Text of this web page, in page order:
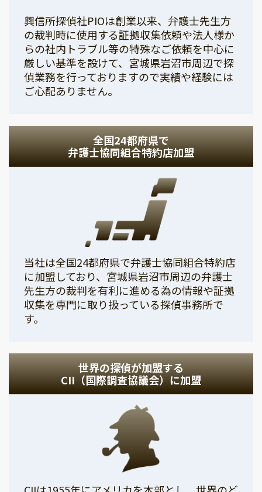
興信所探偵社PIOは創業以来、弁護士先生方
の裁判時に使用する証拠収集依頼や法人様か
らの社内トラブル等の特殊なご依頼を中心に
厳しい基準を設けて、宮城県岩沼市周辺で探
偵業務を行っておりますので実績や経験には
ご心配ありません。
全国24都府県で
弁護士協同組合特約店加盟
当社は全国24都府県で弁護士協同組合特約店
に加盟しており、宮城県岩沼市周辺の弁護士
先生方の裁判を有利に進める為の情報や証拠
収集を専門に取り扱っている探偵事務所で
す。
世界の探偵が加盟する
CII（国際調査協議会）に加盟